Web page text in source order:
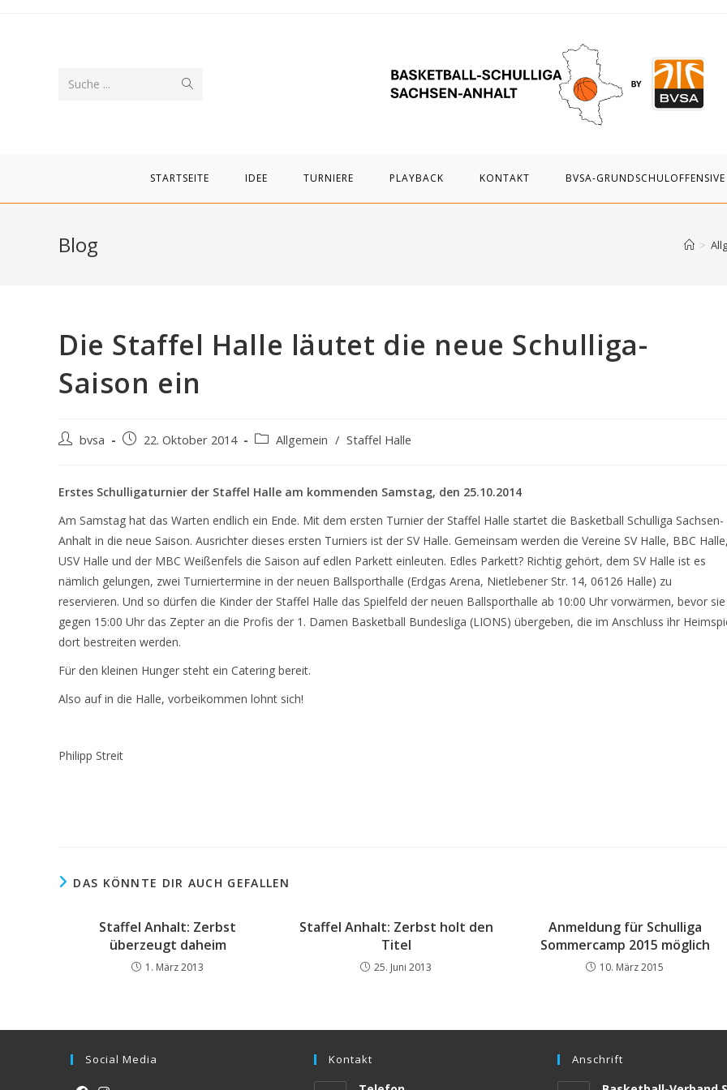
Suche ...
STARTSEITE IDEE TURNIERE PLAYBACK KONTAKT BVSA-GRUNDSCHULOFFENSIVE
Blog >
Die Staffel Halle läutet die neue Schulliga-
Saison ein
Beitrags-
bvsa
Beitrag22. Oktober 2014
Beitrags-
Allgemein / Staffel Halle
Erstes Schulligaturnier der Staffel Halle am kommenden Samstag, den 25.10.2014
Am Samstag hat das Warten endlich ein Ende. Mit dem ersten Turnier der Staffel Halle startet die Basketball Schulliga Sachsen-
Anhalt in die neue Saison. Ausrichter dieses ersten Turniers ist der SV Halle. Gemeinsam werden die Vereine SV Halle, BBC
USV Halle und der MBC Weißenfels die Saison auf edlen Parkett einleuten. Edles Parkett? Richtig gehört, dem SV Halle ist es
nämlich gelungen, zwei Turniertermine in der neuen Ballsporthalle (Erdgas Arena, Nietlebener Str. 14, 06126 Halle) zu
reservieren. Und so dürfen die Kinder der Staffel Halle das Spielfeld der neuen Ballsporthalle ab 10:00 Uhr vorwärmen, bevor sie
gegen 15:00 Uhr das Zepter an die Profis der 1. Damen Basketball Bundesliga (LIONS) übergeben, die im Anschluss ihr
dort bestreiten werden.
Für den kleinen Hunger steht ein Catering bereit.
Also auf in die Halle, vorbeikommen lohnt sich!
Philipp Streit
DAS KÖNNTE DIR AUCH GEFALLEN
Staffel Anhalt: Zerbst
überzeugt daheim
1. März 2013
Staffel Anhalt: Zerbst holt den
Titel
25. Juni 2013
Anmeldung für Schulliga
Sommercamp 2015 möglich
10. März 2015
Social Media Kontakt Anschrift